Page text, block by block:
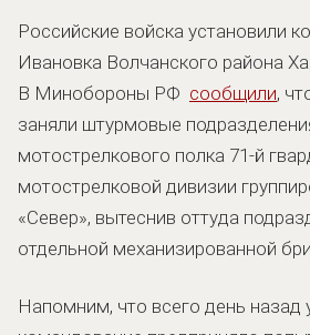
Российские войска установили
Ивановка Волчанского района
В Минобороны РФ сообщили,
заняли штурмовые
мотострелкового полка 71-й
мотострелковой дивизии
«Север», вытеснив оттуда
отдельной механизированной
Напомним, что всего день назад